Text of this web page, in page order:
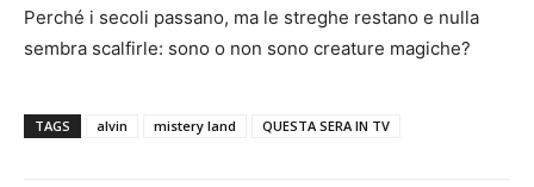
Perché i secoli passano, ma le streghe restano e nulla
sembra scalfirle: sono o non sono creature magiche?
TAGS alvin mistery land QUESTA SERA IN TV